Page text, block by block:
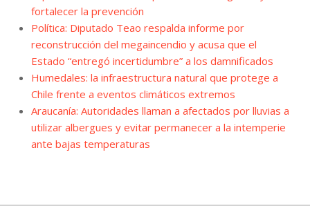
fortalecer la prevención
Política: Diputado Teao respalda informe por
reconstrucción del megaincendio y acusa que el
Estado “entregó incertidumbre” a los damnificados
Humedales: la infraestructura natural que protege a
Chile frente a eventos climáticos extremos
Araucanía: Autoridades llaman a afectados por lluvias a
utilizar albergues y evitar permanecer a la intemperie
ante bajas temperaturas